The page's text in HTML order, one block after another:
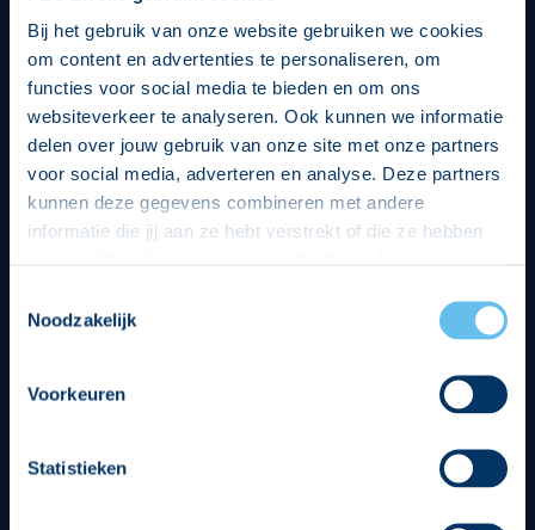
Bij het gebruik van onze website gebruiken we cookies
om content en advertenties te personaliseren, om
functies voor social media te bieden en om ons
websiteverkeer te analyseren. Ook kunnen we informatie
delen over jouw gebruik van onze site met onze partners
voor social media, adverteren en analyse. Deze partners
kunnen deze gegevens combineren met andere
informatie die jij aan ze hebt verstrekt of die ze hebben
op een veilige en integere wijze. Je kunt je toestemming
beheren op de privacy- en cookieverklaring pagina.
Noodzakelijk
Voorkeuren
Statistieken